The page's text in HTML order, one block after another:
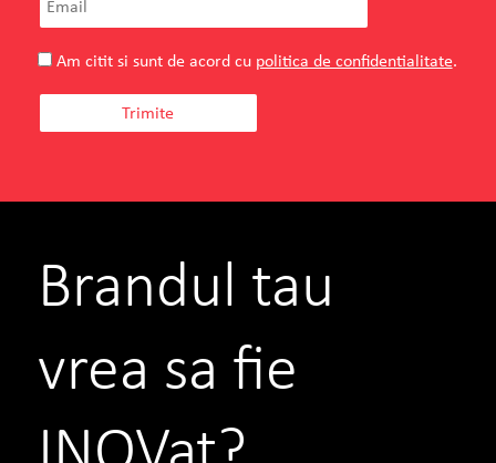
Am citit si sunt de acord cu politica de confidentialitate.
Brandul tau
vrea sa fie